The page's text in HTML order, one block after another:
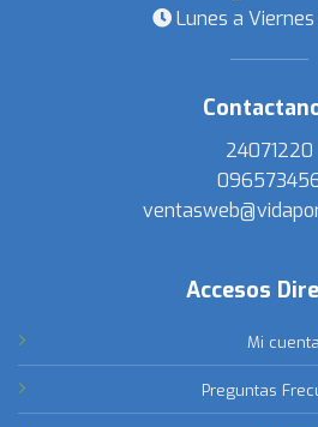
Lunes a Viernes
24071220
Accesos
Mi cuenta
Preguntas